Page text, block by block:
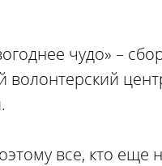
чудо» –
все, кто еще